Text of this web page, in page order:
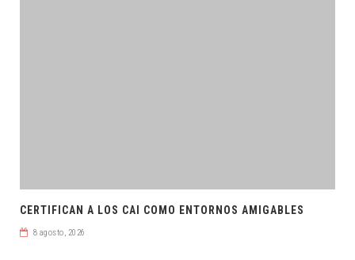
CERTIFICAN A LOS CAI COMO ENTORNOS AMIGABLES
8 agosto, 2026